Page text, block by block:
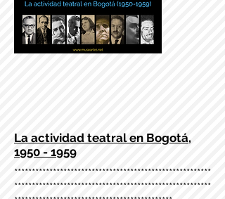
La actividad teatral en Bogotá,
1950 - 1959
********************************************************
********************************************************